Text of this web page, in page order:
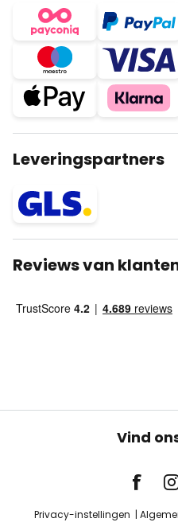
Leveringspartners
Reviews van
Vind
Privacy-instellingen